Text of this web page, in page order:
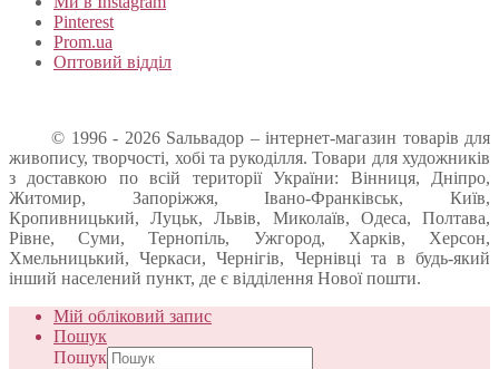
Pinterest
Prom.ua
Оптовий відділ
© 1996 - 2026 Sальвадор – інтернет-магазин товарів для
живопису, творчості, хобі та рукоділля. Товари для художників
з доставкою по всій території України: Вінниця, Дніпро,
Житомир, Запоріжжя, Івано-Франківськ, Київ,
Кропивницький, Луцьк, Львів, Миколаїв, Одеса, Полтава,
Рівне, Суми, Тернопіль, Ужгород, Харків, Херсон,
Хмельницький, Черкаси, Чернігів, Чернівці та в будь-який
інший населений пункт, де є відділення Нової пошти.
Мій обліковий запис
Пошук
Пошук